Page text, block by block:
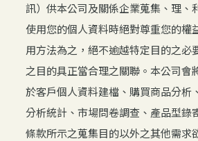
訊）供本公司及關係企業蒐集、理、
使用您的個人資料時絕對尊重您的權
用方法為之，絕不逾越特定目的之必
之目的具正當合理之關聯。本公司會
於客戶個人資料建檔、購買商品分析
分析統計、市場問卷調查、產品型錄
條款所示之蒐集目的以外之其他需求